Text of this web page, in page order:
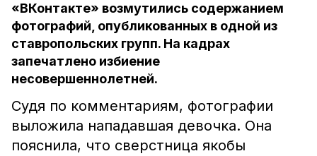
«ВКонтакте» возмутились содержанием
фотографий, опубликованных в одной из
ставропольских групп. На кадрах
запечатлено избиение
несовершеннолетней.
Судя по комментариям, фотографии
выложила нападавшая девочка. Она
пояснила, что сверстница якобы